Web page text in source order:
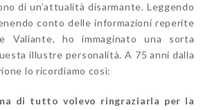
di un’attualità disarmante. Leggendo
conto delle informazioni reperite
Valiante, ho immaginato una sorta
illustre personalità. A 75 anni dalla
lo ricordiamo così:
di tutto volevo ringraziarla per la